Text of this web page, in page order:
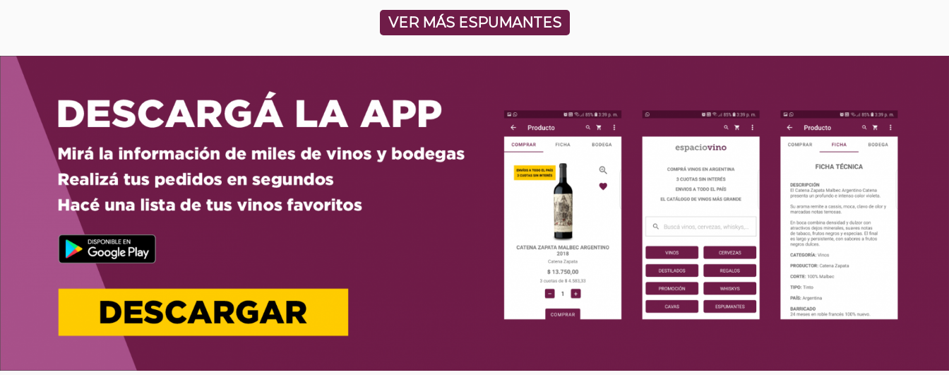
VER MÁS ESPUMANTES